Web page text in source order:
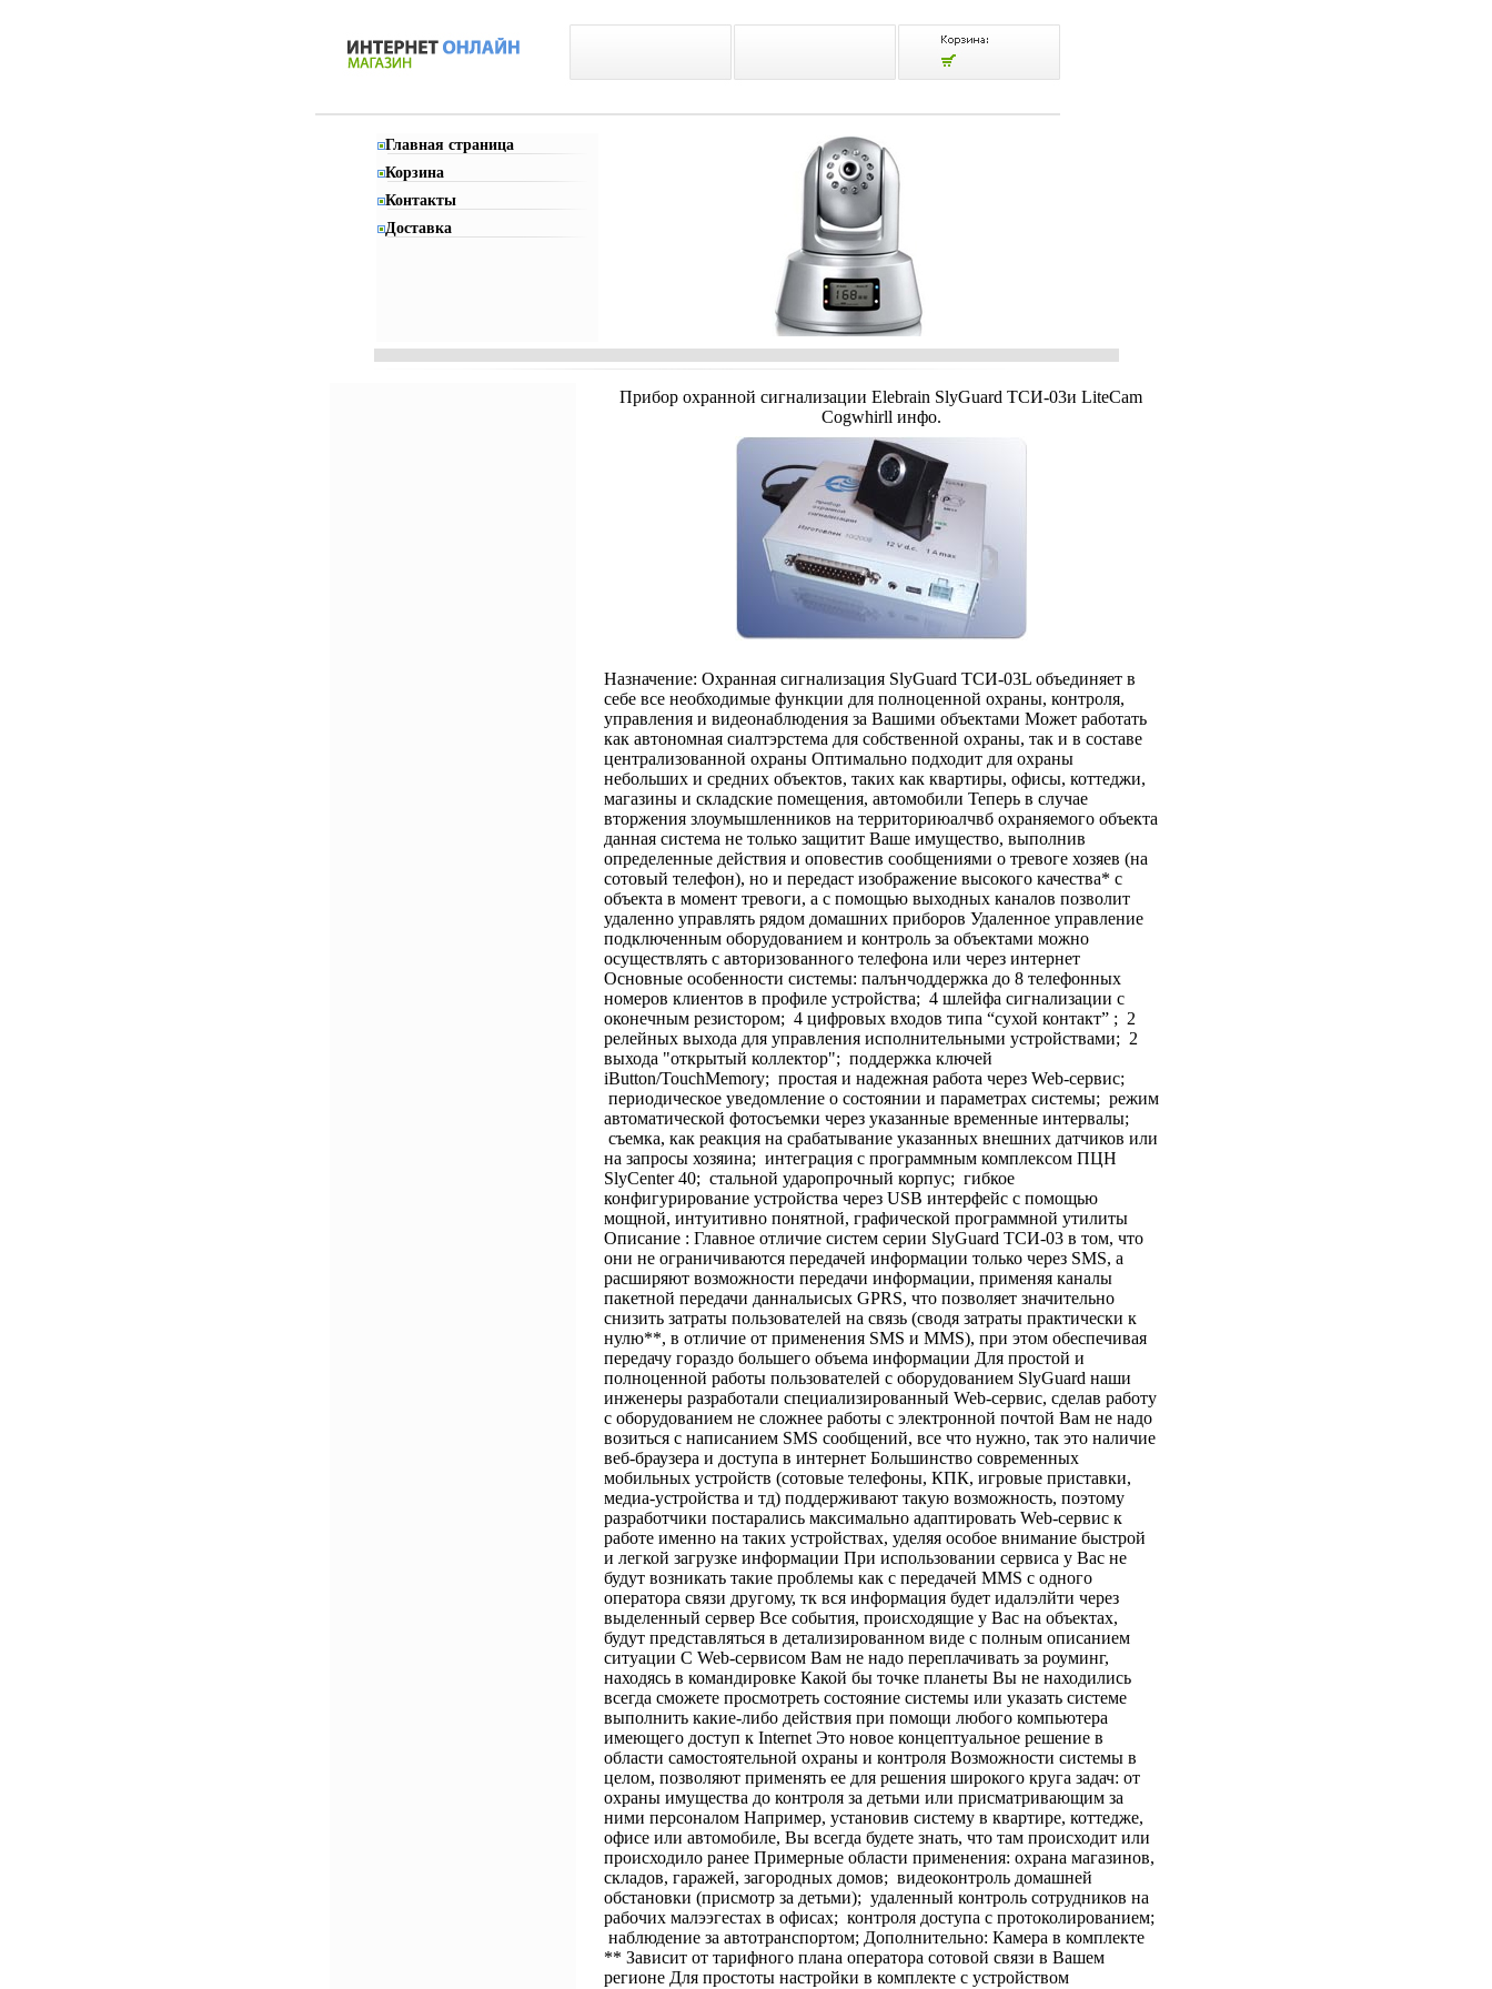
Главная страница
Корзина
Контакты
Доставка
Прибор охранной сигнализации Elebrain SlyGuard TCИ-03и LiteCam
Cogwhirll инфо.
Назначение: Охранная сигнализация SlyGuard ТСИ-03L объединяет в
себе все необходимые функции для полноценной охраны, контроля,
управления и видеонаблюдения за Вашими объектами Может работать
как автономная сиалтэрстема для собственной охраны, так и в составе
централизованной охраны Оптимально подходит для охраны
небольших и средних объектов, таких как квартиры, офисы, коттеджи,
магазины и складские помещения, автомобили Теперь в случае
вторжения злоумышленников на территориюалчвб охраняемого объекта
данная система не только защитит Ваше имущество, выполнив
определенные действия и оповестив сообщениями о тревоге хозяев (на
сотовый телефон), но и передаст изображение высокого качества* с
объекта в момент тревоги, а с помощью выходных каналов позволит
удаленно управлять рядом домашних приборов Удаленное управление
подключенным оборудованием и контроль за объектами можно
осуществлять с авторизованного телефона или через интернет
Основные особенности системы: палънчоддержка до 8 телефонных
номеров клиентов в профиле устройства; 4 шлейфа сигнализации с
оконечным резистором; 4 цифровых входов типа “сухой контакт” ; 2
релейных выхода для управления исполнительными устройствами; 2
выхода "открытый коллектор"; поддержка ключей
iButton/TouchMemory; простая и надежная работа через Web-сервис;
периодическое уведомление о состоянии и параметрах системы; режим
автоматической фотосъемки через указанные временные интервалы;
съемка, как реакция на срабатывание указанных внешних датчиков или
на запросы хозяина; интеграция с программным комплексом ПЦН
SlyCenter 40; стальной ударопрочный корпус; гибкое
конфигурирование устройства через USB интерфейс с помощью
мощной, интуитивно понятной, графической программной утилиты
Описание : Главное отличие систем серии SlyGuard ТСИ-03 в том, что
они не ограничиваются передачей информации только через SMS, а
расширяют возможности передачи информации, применяя каналы
пакетной передачи даннальисых GPRS, что позволяет значительно
снизить затраты пользователей на связь (сводя затраты практически к
нулю**, в отличие от применения SMS и MMS), при этом обеспечивая
передачу гораздо большего объема информации Для простой и
полноценной работы пользователей с оборудованием SlyGuard наши
инженеры разработали специализированный Web-сервис, сделав работу
с оборудованием не сложнее работы с электронной почтой Вам не надо
возиться с написанием SMS сообщений, все что нужно, так это наличие
веб-браузера и доступа в интернет Большинство современных
мобильных устройств (сотовые телефоны, КПК, игровые приставки,
медиа-устройства и тд) поддерживают такую возможность, поэтому
разработчики постарались максимально адаптировать Web-сервис к
работе именно на таких устройствах, уделяя особое внимание быстрой
и легкой загрузке информации При использовании сервиса у Вас не
будут возникать такие проблемы как с передачей MMS с одного
оператора связи другому, тк вся информация будет идалэлйти через
выделенный сервер Все события, происходящие у Вас на объектах,
будут представляться в детализированном виде с полным описанием
ситуации С Web-сервисом Вам не надо переплачивать за роуминг,
находясь в командировке Какой бы точке планеты Вы не находились
всегда сможете просмотреть состояние системы или указать системе
выполнить какие-либо действия при помощи любого компьютера
имеющего доступ к Internet Это новое концептуальное решение в
области самостоятельной охраны и контроля Возможности системы в
целом, позволяют применять ее для решения широкого круга задач: от
охраны имущества до контроля за детьми или присматривающим за
ними персоналом Например, установив систему в квартире, коттедже,
офисе или автомобиле, Вы всегда будете знать, что там происходит или
происходило ранее Примерные области применения: охрана магазинов,
складов, гаражей, загородных домов; видеоконтроль домашней
обстановки (присмотр за детьми); удаленный контроль сотрудников на
рабочих малээгестах в офисах; контроля доступа с протоколированием;
наблюдение за автотранспортом; Дополнительно: Камера в комплекте
** Зависит от тарифного плана оператора сотовой связи в Вашем
регионе Для простоты настройки в комплекте с устройством